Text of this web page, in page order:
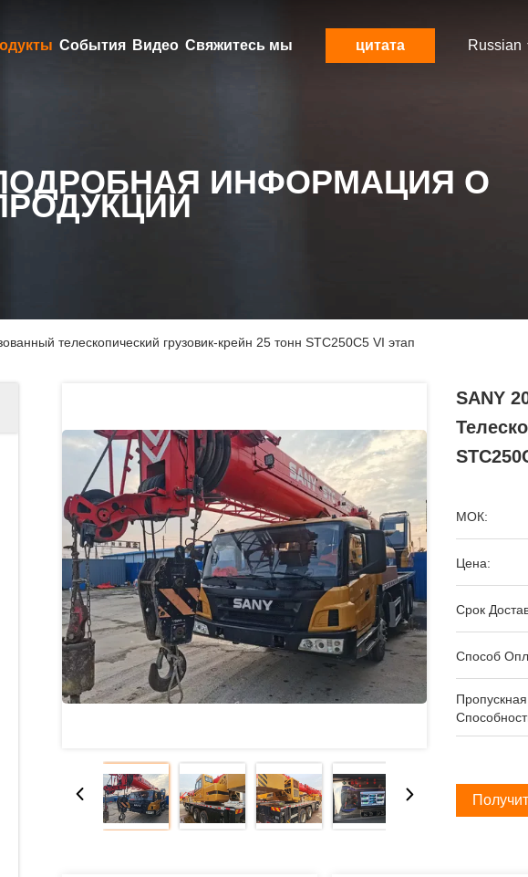
События Видео Свяжитесь мы цитата Russian
ИНФОРМАЦИЯ О
телескопический грузовик-крейн 25 тонн STC250C5 VI этап
SANY
МОК:
Цена:
Срок
Способ
Пропускная